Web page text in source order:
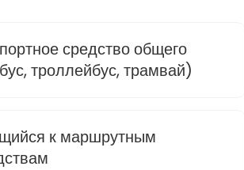
средство общего
троллейбус, трамвай)
к маршрутным